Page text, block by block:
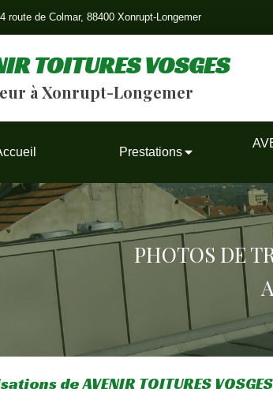
route de Colmar, 88400 Xonrupt-Longemer
TOITURES VOSGES
à Xonrupt-Longemer
Prestations
PHOTOS DE
de AVENIR TOITURES